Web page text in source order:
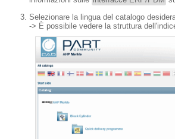
Selezionare la lingua del catalogo
-> È possibile vedere la struttura